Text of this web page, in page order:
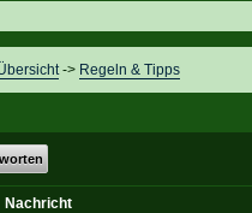
-> Regeln & Tipps
Nachricht